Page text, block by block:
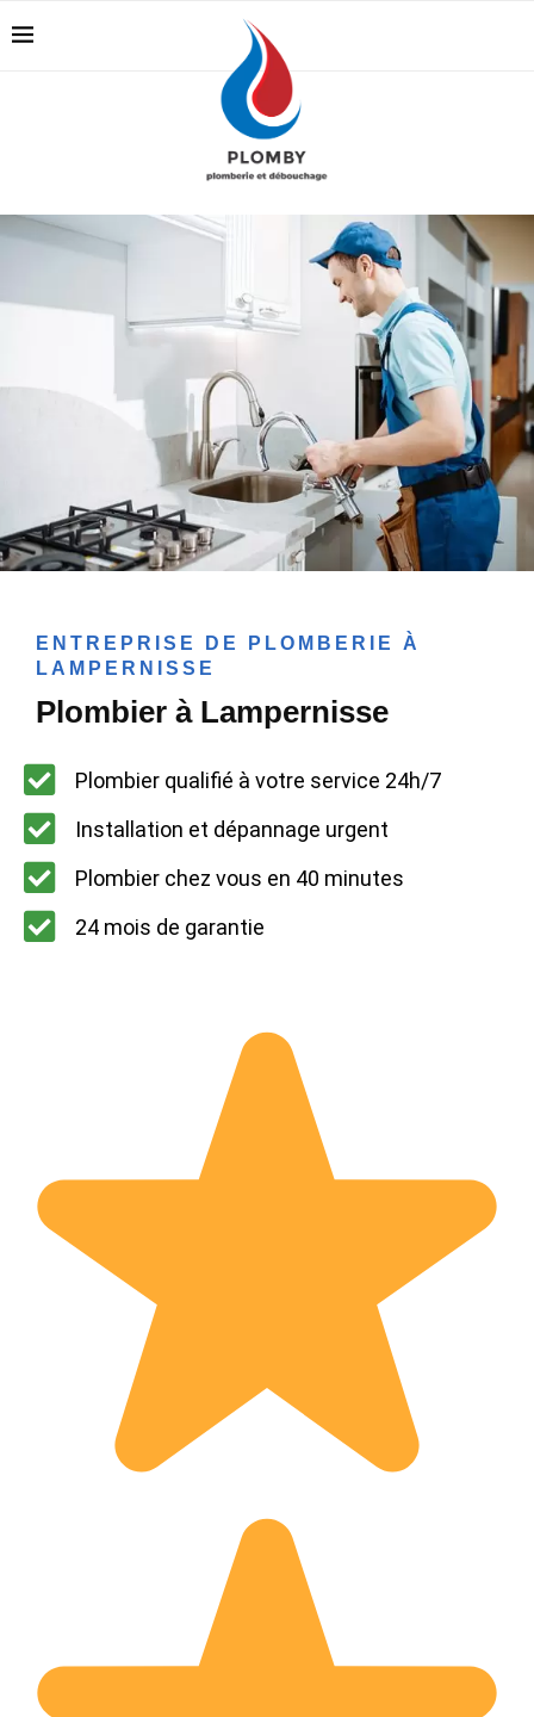
ENTREPRISE DE PLOMBERIE À
LAMPERNISSE
Plombier à Lampernisse
Plombier qualifié à votre service 24h/7
Installation et dépannage urgent
Plombier chez vous en 40 minutes
24 mois de garantie